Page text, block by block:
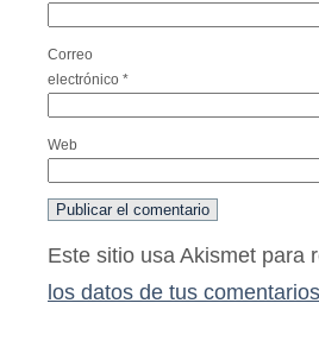
Correo
electrónico *
Web
Este sitio usa Akismet para
los datos de tus